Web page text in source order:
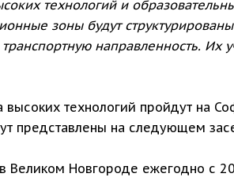
технологий и
зоны будут
направленность. Их
технологий пройдут на
на следующем
Великом Новгороде ежегодно с